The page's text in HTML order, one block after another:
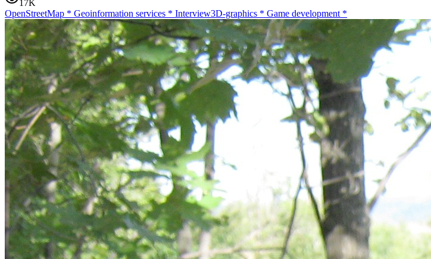
17K
OpenStreetMap * Geoinformation services * Interview3D-graphics * Game development *